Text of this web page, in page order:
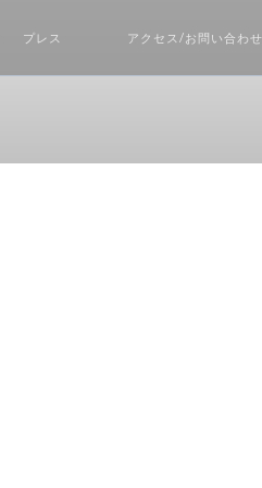
プレス
((新しいウィンドウで開きます
((新しいウィンドウで開き
アクセス/お問い合わせ